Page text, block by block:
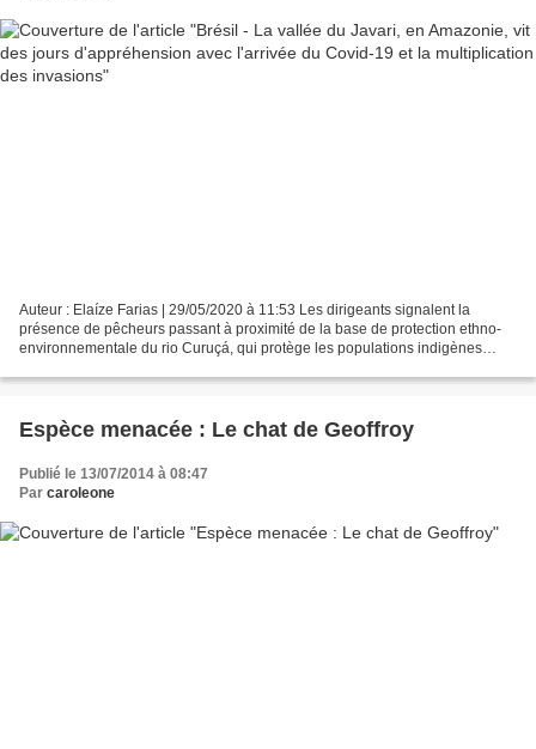
Auteur : Elaíze Farias | 29/05/2020 à 11:53 Les dirigeants signalent la
présence de pêcheurs passant à proximité de la base de protection ethno-
environnementale du rio Curuçá, qui protège les populations indigènes
Espèce menacée : Le chat de Geoffroy
Publié le 13/07/2014 à 08:47
Par caroleone